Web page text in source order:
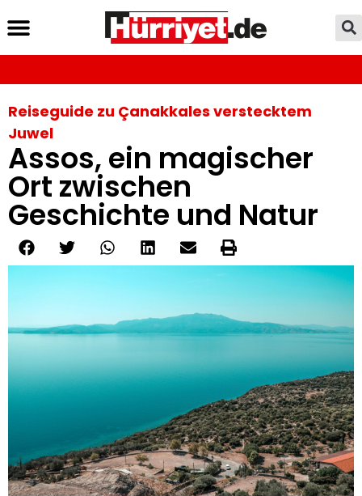
Reiseguide zu Çanakkales verstecktem
Juwel
Assos, ein magischer
Ort zwischen
Geschichte und Natur